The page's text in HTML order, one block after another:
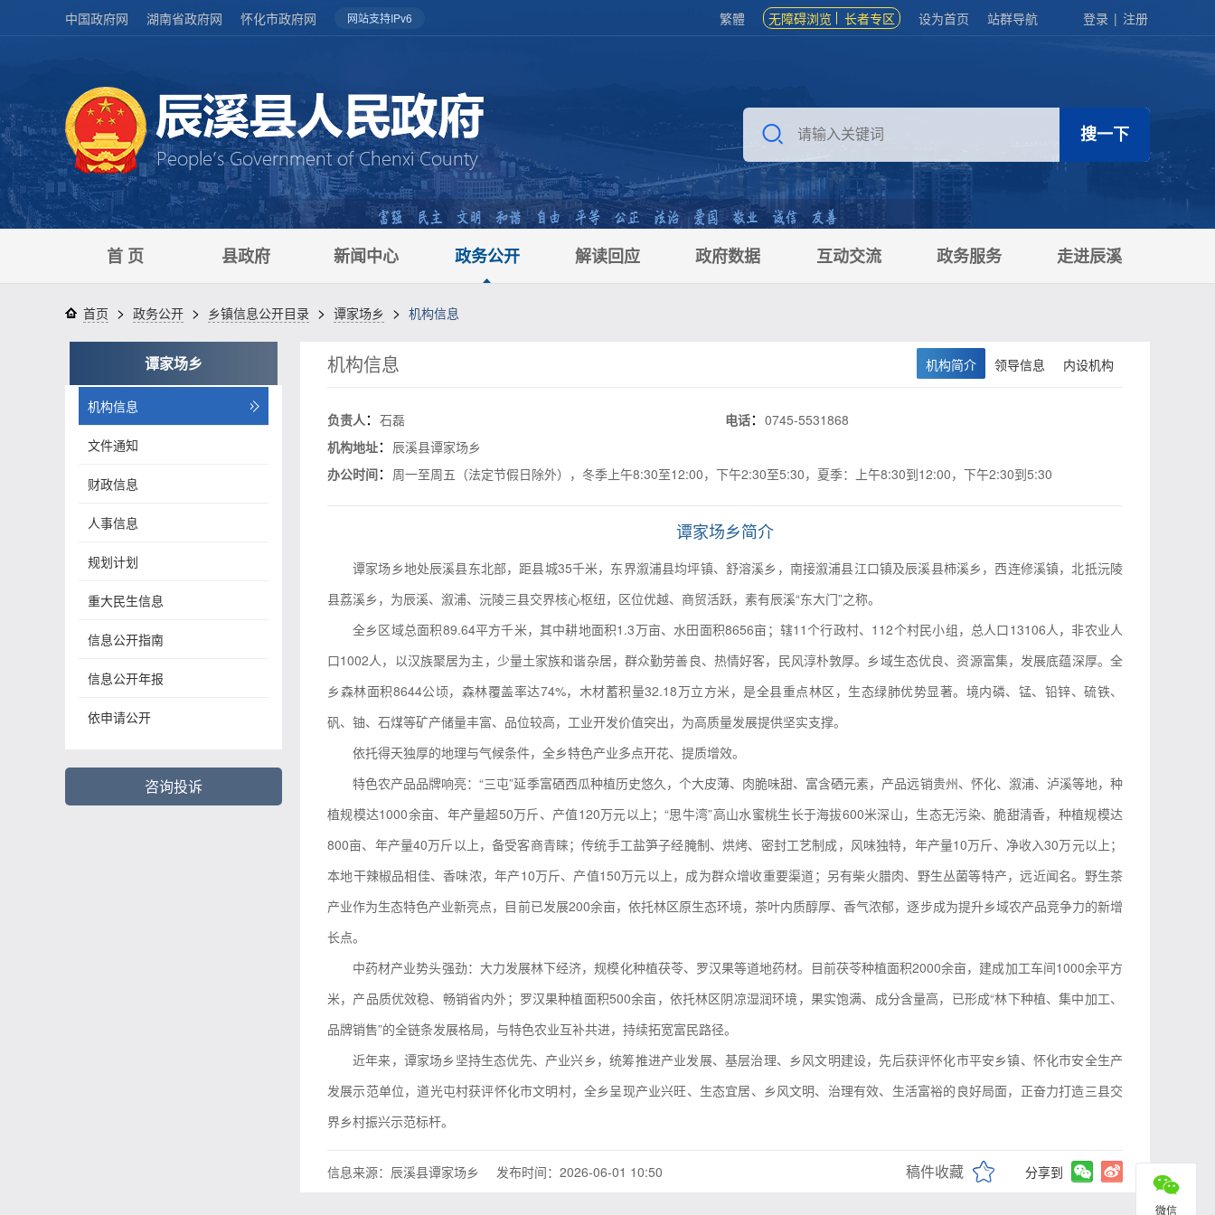
中国政府网 湖南省政府网 怀化市政府网 网站支持IPv6 繁體 无障碍浏览 长者专区 设为首页 站群导航 登录 | 注册
首 页 县政府 新闻中心 政务公开 解读回应 政府数据 互动交流 政务服务 走进辰溪
首页 > 政务公开 > 乡镇信息公开目录 > 谭家场乡 > 机构信息
谭家场乡
机构信息
文件通知
财政信息
人事信息
规划计划
重大民生信息
信息公开指南
信息公开年报
依申请公开
咨询投诉
机构信息 机构简介 领导信息 内设机构
负责人：石磊 电话：0745-5531868
机构地址： 辰溪县谭家场乡
办公时间： 周一至周五（法定节假日除外），冬季上午8:30至12:00，下午2:30至5:30，夏季：上午8:30到12:00，下午2:30到5:30
谭家场乡简介
谭家场乡地处辰溪县东北部，距县城35千米，东界溆浦县均坪镇、舒溶溪乡，南接溆浦县江口镇及辰溪县柿溪乡，西连修溪镇，北抵沅陵
县荔溪乡，为辰溪、溆浦、沅陵三县交界核心枢纽，区位优越、商贸活跃，素有辰溪“东大门”之称。
全乡区域总面积89.64平方千米，其中耕地面积1.3万亩、水田面积8656亩；辖11个行政村、112个村民小组，总人口13106人，非农业人
口1002人，以汉族聚居为主，少量土家族和谐杂居，群众勤劳善良、热情好客，民风淳朴敦厚。乡域生态优良、资源富集，发展底蕴深厚。全
乡森林面积8644公顷，森林覆盖率达74%，木材蓄积量32.18万立方米，是全县重点林区，生态绿肺优势显著。境内磷、锰、铅锌、硫铁、
矾、铀、石煤等矿产储量丰富、品位较高，工业开发价值突出，为高质量发展提供坚实支撑。
依托得天独厚的地理与气候条件，全乡特色产业多点开花、提质增效。
特色农产品品牌响亮：“三屯”延季富硒西瓜种植历史悠久，个大皮薄、肉脆味甜、富含硒元素，产品远销贵州、怀化、溆浦、泸溪等地，种
植规模达1000余亩、年产量超50万斤、产值120万元以上；“思牛湾”高山水蜜桃生长于海拔600米深山，生态无污染、脆甜清香，种植规模达
800亩、年产量40万斤以上，备受客商青睐；传统手工盐笋子经腌制、烘烤、密封工艺制成，风味独特，年产量10万斤、净收入30万元以上；
本地干辣椒品相佳、香味浓，年产10万斤、产值150万元以上，成为群众增收重要渠道；另有柴火腊肉、野生丛菌等特产，远近闻名。野生茶
产业作为生态特色产业新亮点，目前已发展200余亩，依托林区原生态环境，茶叶内质醇厚、香气浓郁，逐步成为提升乡域农产品竞争力的新增
长点。
中药材产业势头强劲：大力发展林下经济，规模化种植茯苓、罗汉果等道地药材。目前茯苓种植面积2000余亩，建成加工车间1000余平方
米，产品质优效稳、畅销省内外；罗汉果种植面积500余亩，依托林区阴凉湿润环境，果实饱满、成分含量高，已形成“林下种植、集中加工、
品牌销售”的全链条发展格局，与特色农业互补共进，持续拓宽富民路径。
近年来，谭家场乡坚持生态优先、产业兴乡，统筹推进产业发展、基层治理、乡风文明建设，先后获评怀化市平安乡镇、怀化市安全生产
发展示范单位，道光屯村获评怀化市文明村，全乡呈现产业兴旺、生态宜居、乡风文明、治理有效、生活富裕的良好局面，正奋力打造三县交
界乡村振兴示范标杆。
信息来源：辰溪县谭家场乡 发布时间：2026-06-01 10:50 稿件收藏 分享到
微信